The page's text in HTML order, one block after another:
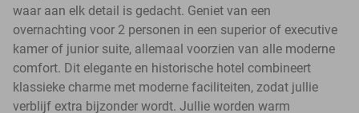
waar aan elk detail is gedacht. Geniet van een
overnachting voor 2 personen in een superior of executive
kamer of junior suite, allemaal voorzien van alle moderne
comfort. Dit elegante en historische hotel combineert
klassieke charme met moderne faciliteiten, zodat jullie
verblijf extra bijzonder wordt. Jullie worden warm